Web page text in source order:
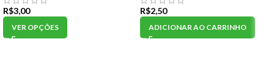
R$3,00
VER OPÇÕES
R$2,50
ADICIONAR AO CARRINHO